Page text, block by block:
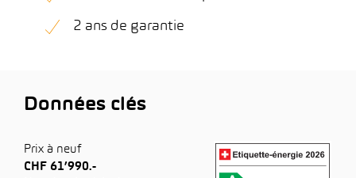
2 ans de garantie
Données clés
Prix à neuf
CHF 61’990.-